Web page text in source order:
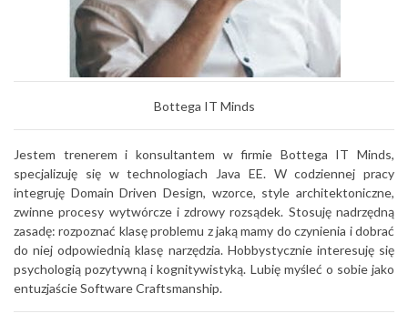
Bottega IT Minds
Jestem trenerem i konsultantem w firmie Bottega IT Minds,
specjalizuję się w technologiach Java EE. W codziennej pracy
integruję Domain Driven Design, wzorce, style architektoniczne,
zwinne procesy wytwórcze i zdrowy rozsądek. Stosuję nadrzędną
zasadę: rozpoznać klasę problemu z jaką mamy do czynienia i dobrać
do niej odpowiednią klasę narzędzia. Hobbystycznie interesuję się
psychologią pozytywną i kognitywistyką. Lubię myśleć o sobie jako
entuzjaście Software Craftsmanship.